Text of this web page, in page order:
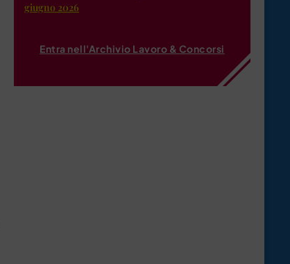
giugno 2026
Entra nell'Archivio Lavoro & Concorsi